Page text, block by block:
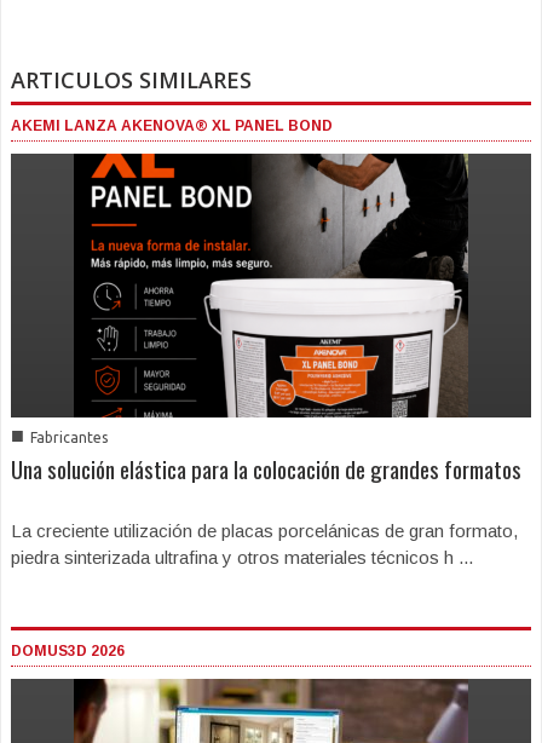
ARTICULOS SIMILARES
AKEMI LANZA AKENOVA® XL PANEL BOND
■ Fabricantes
Una solución elástica para la colocación de grandes formatos
La creciente utilización de placas porcelánicas de gran formato,
piedra sinterizada ultrafina y otros materiales técnicos h ...
DOMUS3D 2026